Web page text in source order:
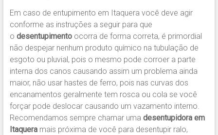
Em caso de entupimento em Itaquera você deve agir
conforme as instruções a seguir para que
o desentupimentoocorra de forma correta, é primordial
não despejar nenhum produto químico na tubulação de
esgoto ou pluvial, pois o mesmo pode corroer a parte
interna dos canos causando assim um problema ainda
maior, não usar hastes de ferro, pois nas curvas dos
encanamentos geralmente tem rosca ou cola se você
forçar pode deslocar causando um vazamento interno.
Recomendamos sempre chamar uma desentupidora em
Itaqueramais próxima de você para desentupir ralo,